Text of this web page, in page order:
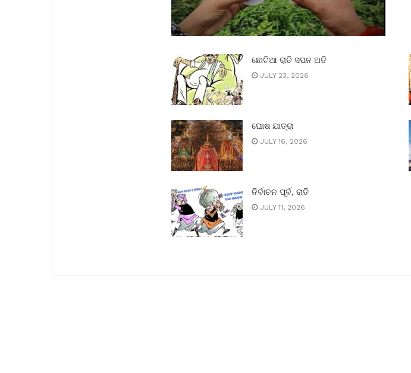
ଛୋଟିଆ ରାତି ସପନ ଅତି
JULY 23, 2026
ଘୋଷ ଯାତ୍ରା
JULY 16, 2026
ନିର୍ବାଚନ ପୂର୍ବ, ରାତି
JULY 11, 2026